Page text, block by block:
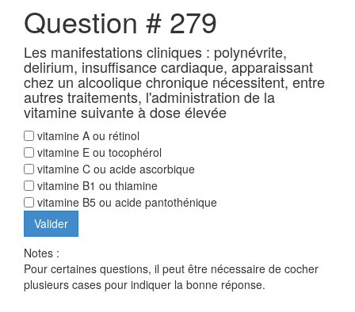
Question # 279
Les manifestations cliniques : polynévrite,
delirium, insuffisance cardiaque, apparaissant
chez un alcoolique chronique nécessitent, entre
autres traitements, l'administration de la
vitamine suivante à dose élevée
vitamine A ou rétinol
vitamine E ou tocophérol
vitamine C ou acide ascorbique
vitamine B1 ou thiamine
vitamine B5 ou acide pantothénique
Notes :
Pour certaines questions, il peut être nécessaire de cocher
plusieurs cases pour indiquer la bonne réponse.